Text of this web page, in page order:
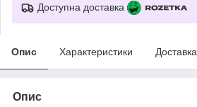
Доступна доставка
Опис Характеристики Доставка
Опис